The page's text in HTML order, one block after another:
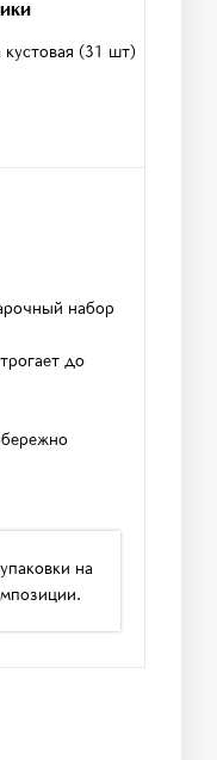
кустовая (31 шт)
набор
до
на